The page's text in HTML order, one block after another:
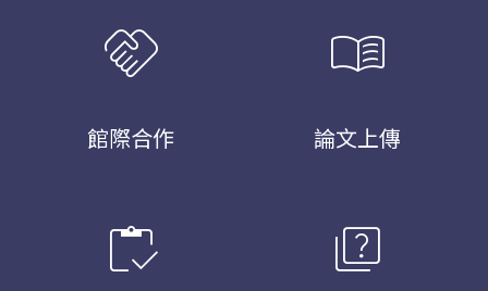
handshake
館際合作
menu_book
論文上傳
inventory quiz